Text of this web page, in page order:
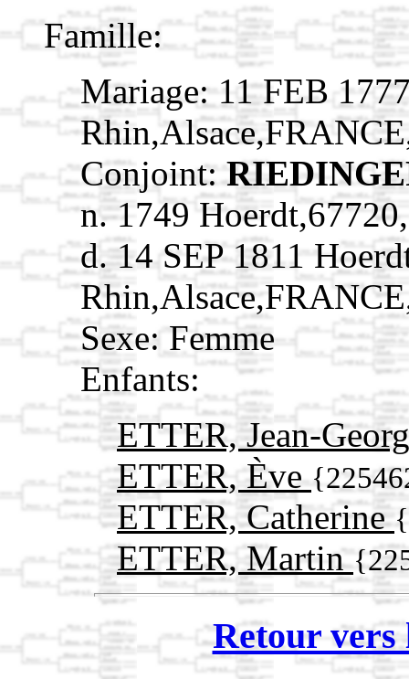
Famille:
Mariage: 11 FEB
Conjoint:
n. 1749
d. 14 SEP 1811
Sexe: Femme
Enfants:
ETTER, Jean-
ETTER, Ève
ETTER, Catherine
ETTER, Martin
Retour vers